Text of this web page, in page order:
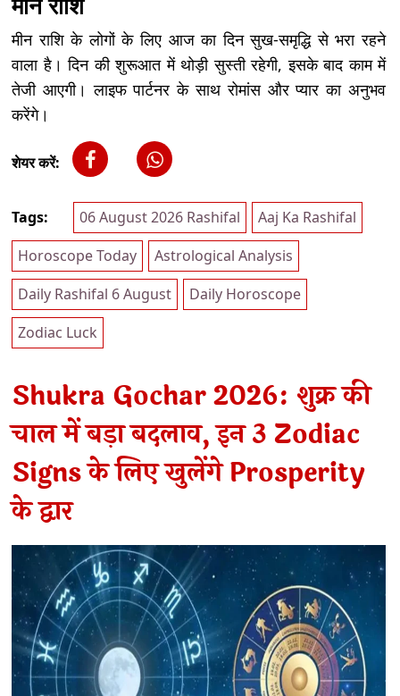
मीन राशि के लोगों के लिए आज का दिन सुख-समृद्धि से भरा रहने
वाला है। दिन की शुरूआत में थोड़ी सुस्ती रहेगी, इसके बाद काम में
तेजी आएगी। लाइफ पार्टनर के साथ रोमांस और प्यार का अनुभव
करेंगे।
शेयर करें:
Tags: 06 August 2026 Rashifal
Aaj Ka Rashifal
Horoscope Today
Astrological Analysis
Daily Rashifal 6 August
Daily Horoscope
Zodiac Luck
Shukra Gochar 2026: शुक्र की
चाल में बड़ा बदलाव, इन 3 Zodiac
Signs के लिए खुलेंगे Prosperity
के द्वार